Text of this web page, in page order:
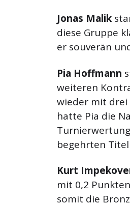
Jonas Malik
diese Gruppe
er souverän
Pia Hoffmann
weiteren
wieder mit drei
hatte Pia die
begehrten
Kurt
mit 0,2
somit die